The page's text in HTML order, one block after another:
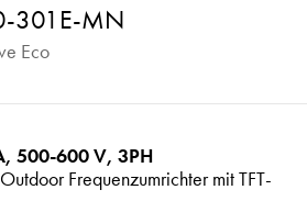
301E-MN
Eco
500-600 V, 3PH
Frequenzumrichter mit TFT-